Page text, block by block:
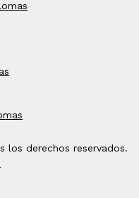
los derechos reservados.